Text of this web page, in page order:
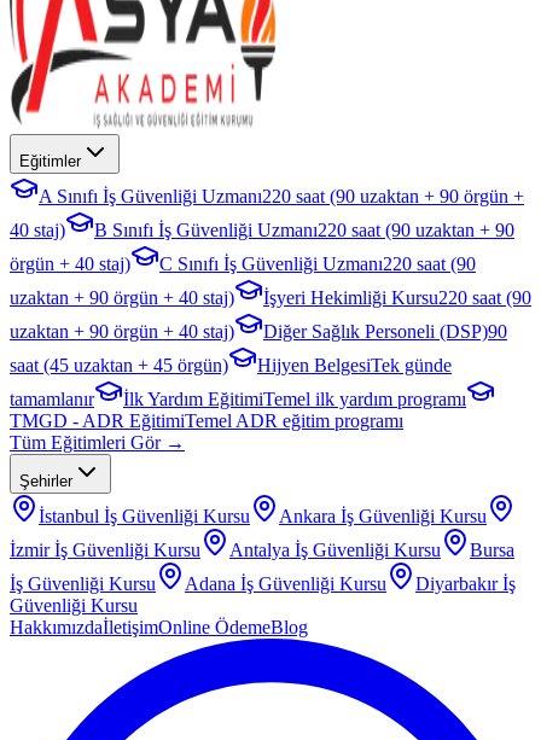
Eğitimler
A Sınıfı İş Güvenliği Uzmanı220 saat (90 uzaktan + 90 örgün +
40 staj)
B Sınıfı İş Güvenliği Uzmanı220 saat (90 uzaktan + 90
örgün + 40 staj)
C Sınıfı İş Güvenliği Uzmanı220 saat (90
uzaktan + 90 örgün + 40 staj)
İşyeri Hekimliği Kursu220 saat (90
uzaktan + 90 örgün + 40 staj)
Diğer Sağlık Personeli (DSP)90
saat (45 uzaktan + 45 örgün)
Hijyen BelgesiTek günde
tamamlanır
İlk Yardım EğitimiTemel ilk yardım programı
TMGD - ADR EğitimiTemel ADR eğitim programı
Tüm Eğitimleri Gör →
Şehirler
İstanbul İş Güvenliği Kursu Ankara İş Güvenliği Kursu
İzmirİş Güvenliği Kursu Antalya İş Güvenliği Kursu
Bursa
İş Güvenliği Kursu
Adana İş Güvenliği Kursu Diyarbakırİş
Güvenliği Kursu
HakkımızdaİletişimOnline ÖdemeBlog